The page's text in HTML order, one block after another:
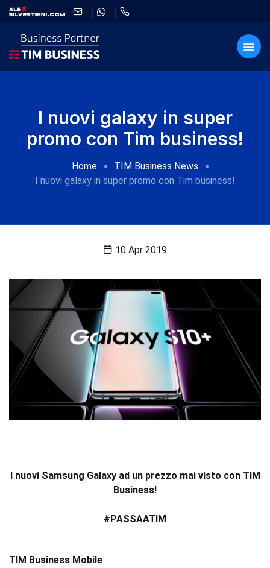
I nuovi galaxy in super
promo con Tim business!
Home
TIM Business News
I nuovi galaxy in super promo con Tim business!
10 Apr 2019
I nuovi Samsung Galaxy ad un prezzo mai visto con TIM
Business!
#PASSAATIM
TIM Business Mobile